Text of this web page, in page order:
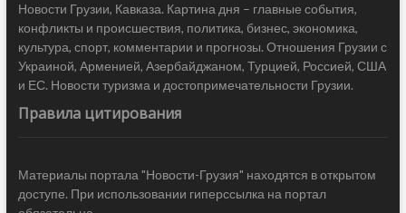
Новости Грузии, Кавказа. Картина дня – главные события,
конфликты и происшествия, политика, бизнес, экономика,
культура, спорт, комментарии и прогнозы. Отношения Грузии с
Украиной, Арменией, Азербайджаном, Турцией, Россией, США
и ЕС. Новости туризма и достопримечательности Грузии.
Правила цитирования
Материалы портала "Новости-Грузия" находятся в открытом
доступе. При использовании гиперссылка на портал